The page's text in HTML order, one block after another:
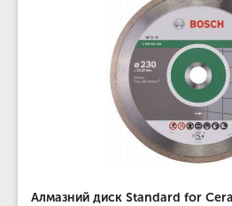
Алмазний диск Standard for